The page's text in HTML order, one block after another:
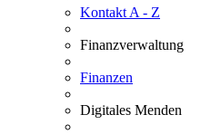
Kontakt A - Z
Finanzverwaltung
Finanzen
Digitales Menden